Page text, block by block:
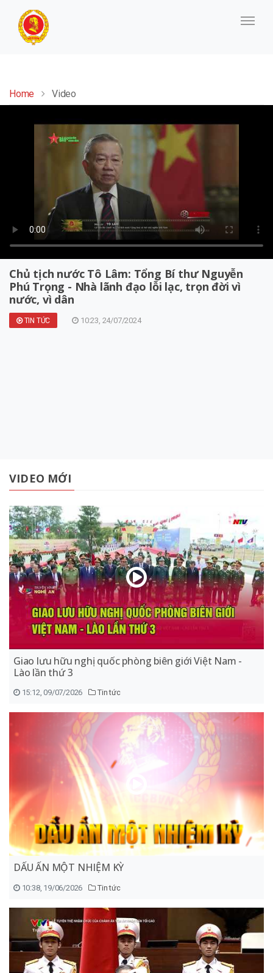
Home Video
Chủ tịch nước Tô Lâm: Tổng Bí thư Nguyễn
Phú Trọng - Nhà lãnh đạo lỗi lạc, trọn đời vì
nước, vì dân
TIN TỨC 10:23, 24/07/2024
VIDEO MỚI
Giao lưu hữu nghị quốc phòng biên giới Việt Nam -
Lào lần thứ 3
15:12, 09/07/2026 Tin tức
DẤU ẤN MỘT NHIỆM KỲ
10:38, 19/06/2026 Tin tức